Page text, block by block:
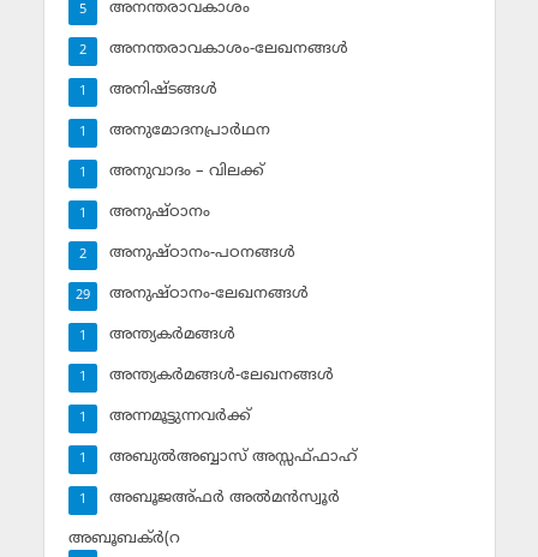
അനന്തരാവകാശം
5
അനന്തരാവകാശം-ലേഖനങ്ങള്‍
2
അനിഷ്ടങ്ങള്‍
1
അനുമോദനപ്രാര്‍ഥന
1
അനുവാദം – വിലക്ക്‌
1
അനുഷ്ഠാനം
1
അനുഷ്ഠാനം-പഠനങ്ങള്‍
2
അനുഷ്ഠാനം-ലേഖനങ്ങള്‍
29
അന്ത്യകര്‍മങ്ങള്‍
1
അന്ത്യകര്‍മങ്ങള്‍-ലേഖനങ്ങള്‍
1
അന്നമൂട്ടുന്നവര്‍ക്ക്
1
അബുല്‍അബ്ബാസ് അസ്സഫ്ഫാഹ്‌
1
അബൂജഅ്ഫര്‍ അല്‍മന്‍സ്വൂര്‍
1
അബൂബക്ര്‍(റ